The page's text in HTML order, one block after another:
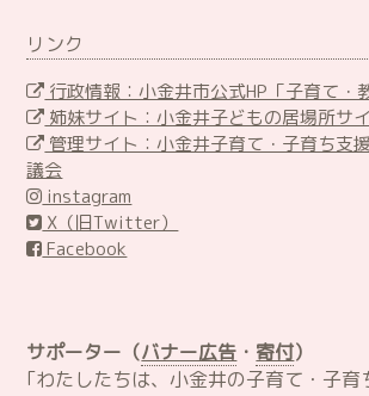
リンク
行政情報：小金井市公式HP「子育て・
姉妹サイト：小金井子どもの居場所サ
管理サイト：小金井子育て・子育ち支
議会
instagram
X（旧Twitter）
Facebook
サポーター（バナー広告 ・ 寄付）
｢わたしたちは、小金井の子育て・子育